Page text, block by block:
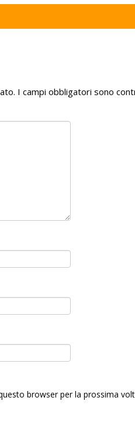
I campi obbligatori sono
browser per la prossima